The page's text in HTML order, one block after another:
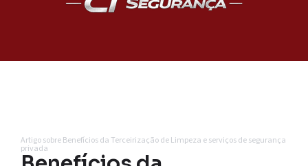
Artigo sobre Benefícios da Terceirização de Limpeza e serviços de segurança
privada